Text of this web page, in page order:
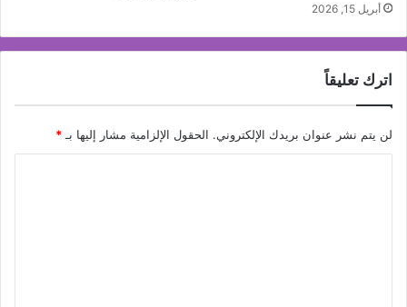
أبريل 15, 2026
اترك تعليقاً
لن يتم نشر عنوان بريدك الإلكتروني. الحقول الإلزامية مشار إليها بـ*